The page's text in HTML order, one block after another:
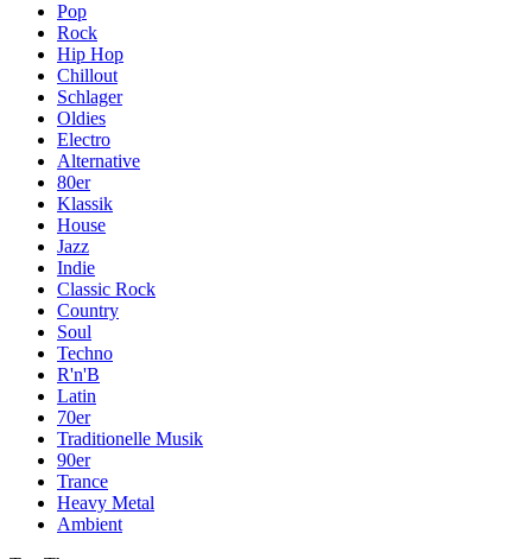
Pop
Rock
Hip Hop
Chillout
Schlager
Oldies
Electro
Alternative
80er
Klassik
House
Jazz
Indie
Classic Rock
Country
Soul
Techno
R'n'B
Latin
70er
Traditionelle Musik
90er
Trance
Heavy Metal
Ambient